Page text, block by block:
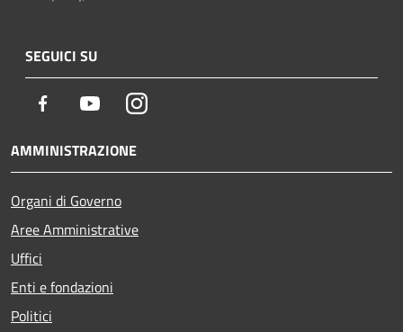
SEGUICI SU
Facebook YoutubeInstagram
AMMINISTRAZIONE
Organi di Governo
Aree Amministrative
Uffici
Enti e fondazioni
Politici